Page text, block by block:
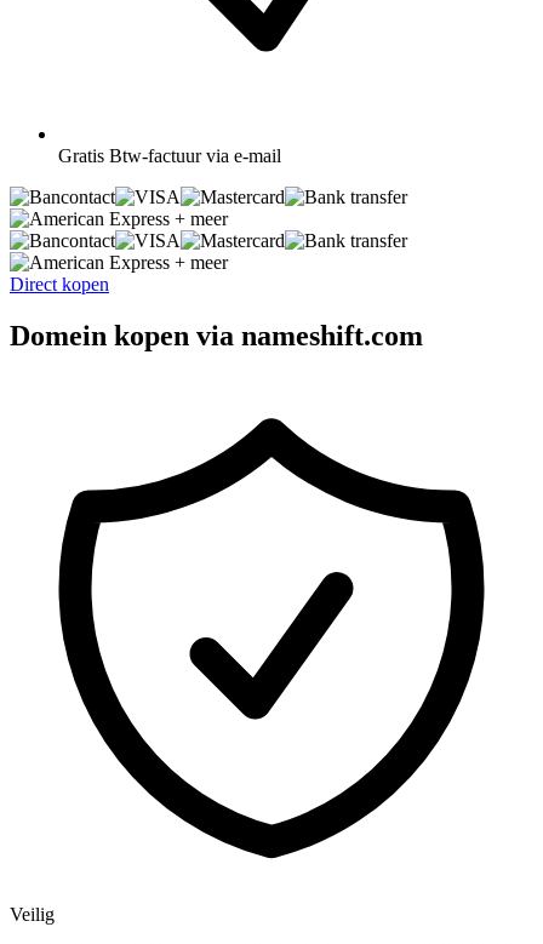
Gratis Btw-factuur via e-mail
+ meer
+ meer
Direct kopen
Domein kopen via nameshift.com
Veilig